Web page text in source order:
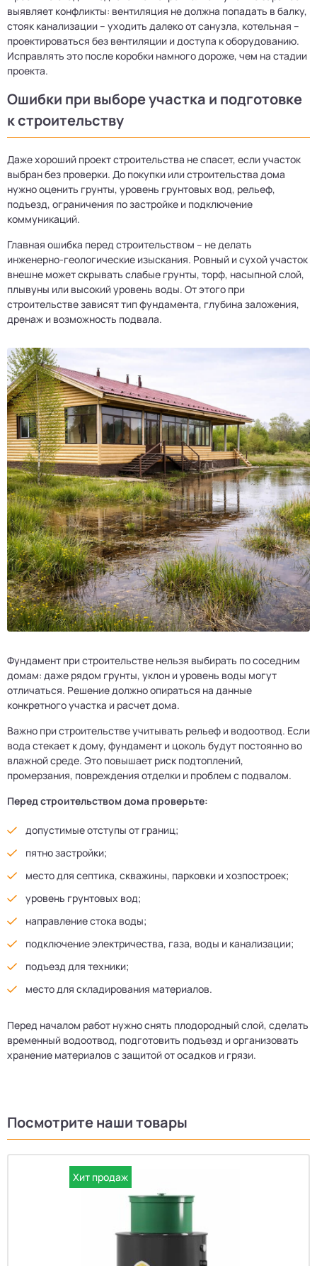
выявляет конфликты: вентиляция не должна попадать в балку,
стояк канализации – уходить далеко от санузла, котельная –
проектироваться без вентиляции и доступа к оборудованию.
Исправлять это после коробки намного дороже, чем на стадии
проекта.
Ошибки при выборе участка и подготовке
к строительству
Даже хороший проект строительства не спасет, если участок
выбран без проверки. До покупки или строительства дома
нужно оценить грунты, уровень грунтовых вод, рельеф,
подъезд, ограничения по застройке и подключение
коммуникаций.
Главная ошибка перед строительством – не делать
инженерно-геологические изыскания. Ровный и сухой участок
внешне может скрывать слабые грунты, торф, насыпной слой,
плывуны или высокий уровень воды. От этого при
строительстве зависят тип фундамента, глубина заложения,
дренаж и возможность подвала.
Фундамент при строительстве нельзя выбирать по соседним
домам: даже рядом грунты, уклон и уровень воды могут
отличаться. Решение должно опираться на данные
конкретного участка и расчет дома.
Важно при строительстве учитывать рельеф и водоотвод. Если
вода стекает к дому, фундамент и цоколь будут постоянно во
влажной среде. Это повышает риск подтоплений,
промерзания, повреждения отделки и проблем с подвалом.
Перед строительством дома проверьте:
допустимые отступы от границ;
пятно застройки;
место для септика, скважины, парковки и хозпостроек;
уровень грунтовых вод;
направление стока воды;
подключение электричества, газа, воды и канализации;
подъезд для техники;
место для складирования материалов.
Перед началом работ нужно снять плодородный слой, сделать
временный водоотвод, подготовить подъезд и организовать
хранение материалов с защитой от осадков и грязи.
Посмотрите наши товары
Хит продаж